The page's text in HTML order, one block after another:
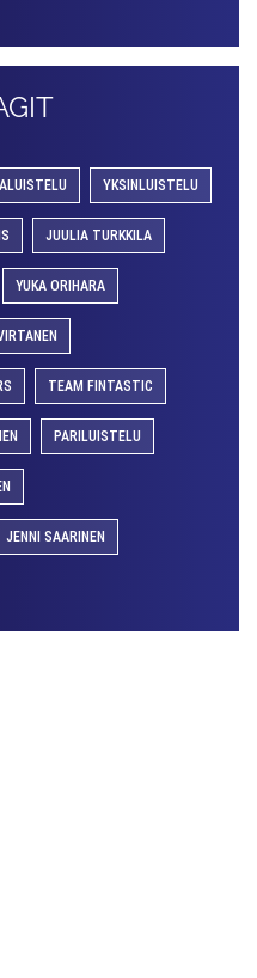
YKSINLUISTELU
JUULIA TURKKILA
YUKA ORIHARA
TEAM FINTASTIC
PARILUISTELU
JENNI SAARINEN